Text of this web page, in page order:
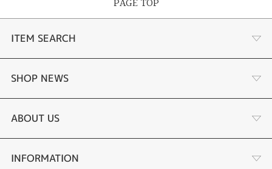
ITEM SEARCH
婚約指輪
結婚指輪
セットリング
SHOP NEWS
選ばれる理由まとめ
お客様の声
ABOUT US
会社概要
INFORMATION